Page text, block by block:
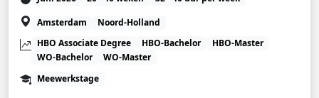
Amsterdam
Noord-Holland
HBO Associate Degree
HBO-Bachelor
HBO-Master
WO-Bachelor
WO-Master
Meewerkstage